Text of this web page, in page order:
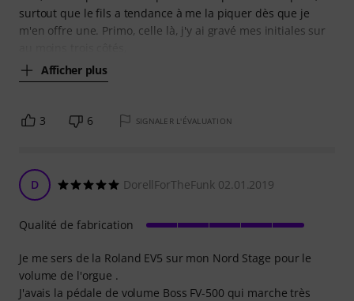
surtout que le fils a tendance à me la piquer dès que je
m'en offre une. Primo, celle là, j'y ai gravé mes initiales sur
Afficher plus
3 6 SIGNALER L'ÉVALUATION
D DorellForTheFunk 02.01.2019
Je me sers de la Roland EV5 sur mon Nord Stage pour le
volume de l'orgue .
J'avais la pédale de volume Boss FV-500 qui marche très
Qualité de fabrication